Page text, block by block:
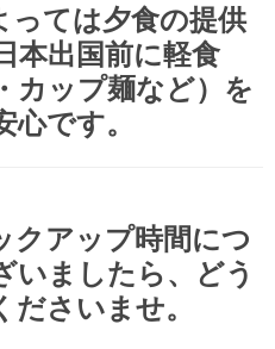
っては夕食の提供
本出国前に軽食
カップ麺など）を
です。
クアップ時間につ
いましたら、どう
さいませ。